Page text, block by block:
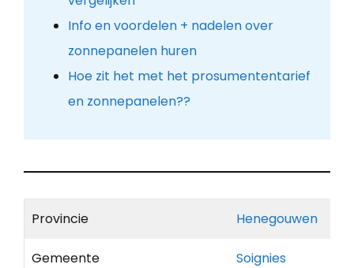
Info en voordelen + nadelen over
zonnepanelen huren
Hoe zit het met het prosumententarief
en zonnepanelen??
Provincie Henegouwen
Gemeente Soignies